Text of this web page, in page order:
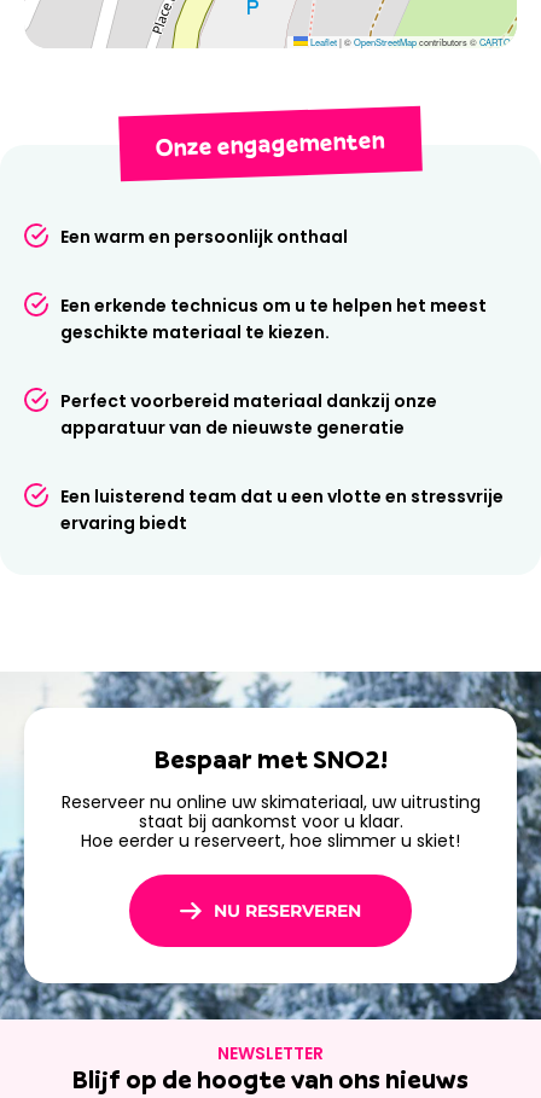
zorgeloze vakantie
De skitechnici van de winkel zullen uw uitrusting zorgvuldig
blijven. Wij bieden de volgende aanvullende diensten aan:
Multigliss om tijdens je verblijf verschillende sporten te
ontdekken.
bewaren.
Extra waxenvoor een consistent perfecte glijbeweging.
accessoires
, zodat je je uitrusting gemakkelijk compleet
kunt maken.
Reserveer nu uw ski-uitrusting
en profiteer van
die zijn afgestemd op uw behoeften. Maak van Ski
Republic SNO2 in Saint François Longchamp uw partner
voor uw beste afdalingen!
Leaflet|©OpenStreetMapcontributors ©CARTO
Onze engagementen
Een warm en persoonlijk onthaal
Een erkende technicus om u te helpen het meest
geschikte materiaal te kiezen.
Perfect voorbereid materiaal dankzij onze
apparatuur van de nieuwste generatie
Een luisterend team dat u een vlotte en stressvrije
ervaring biedt
Bespaar met SNO2!
Reserveer nu online uw skimateriaal, uw uitrusting
staat bij aankomst voor u klaar.
Hoe eerder u reserveert, hoe slimmer u skiet!
NU RESERVEREN
NEWSLETTER
Blijf op de hoogte van ons nieuws